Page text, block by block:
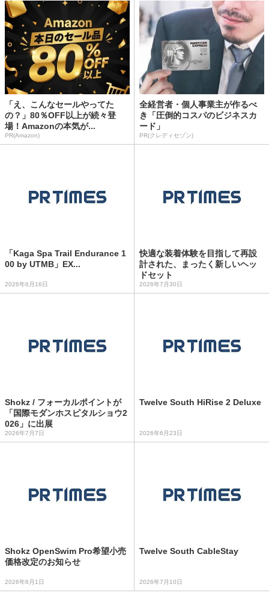
「え、こんなセールやってた
の？」80％OFF以上が続々登
場！Amazonの本気が...
PR(Amazon)
全経営者・個人事業主が作るべ
き「圧倒的コスパのビジネスカ
ード」
PR(クレディセゾン)
「Kaga Spa Trail Endurance 1
00 by UTMB」EX...
2026年6月16日
快適な装着体験を目指して再設
計された、まったく新しいヘッ
ドセット
2026年7月30日
Shokz / フォーカルポイントが
「国際モダンホスピタルショウ2
026」に出展
2026年7月7日
Twelve South HiRise 2 Deluxe
2026年6月23日
Shokz OpenSwim Pro希望小売
価格改定のお知らせ
2026年6月1日
Twelve South CableStay
2026年7月10日